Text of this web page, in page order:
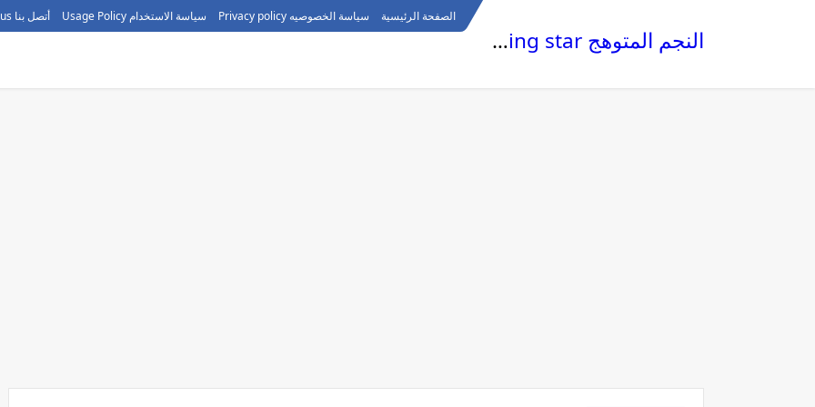
الصفحة الرئيسية سياسة الخصوصيه Privacy policy سياسة الاستخدام Usage Policy أتصل بنا call us
النجم المتوهج The glowing star